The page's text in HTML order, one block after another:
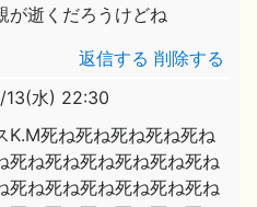
が逝くだろうけどね
返信する 削除する
水) 22:30
K.M死ね死ね死ね死ね死ね
死ね死ね死ね死ね死ね死ね
死ね死ね死ね死ね死ね死ね